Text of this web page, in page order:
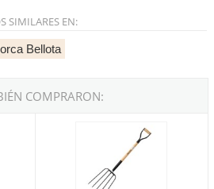
SIMILARES EN:
Bellota
COMPRARON:
mango anilla Flores Cortés D.Benito